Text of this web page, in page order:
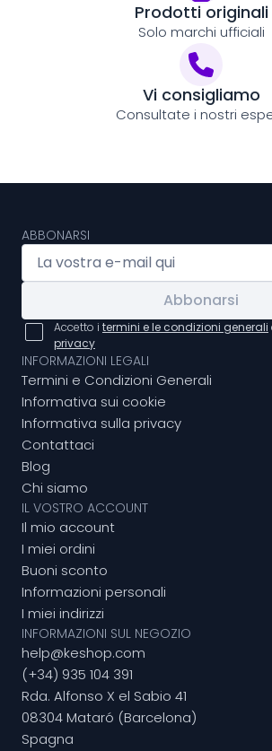
Prodotti originali
Solo marchi ufficiali
Vi consigliamo
Consultate i nostri
ABBONARSI
Abbonarsi
Accetto i termini e le condizioni generali
privacy
INFORMAZIONI LEGALI
Termini e Condizioni Generali
Informativa sui cookie
Informativa sulla privacy
Contattaci
Blog
Chi siamo
IL VOSTRO ACCOUNT
Il mio account
I miei ordini
Buoni sconto
Informazioni personali
I miei indirizzi
INFORMAZIONI SUL NEGOZIO
help@keshop.com
(+34) 935 104 391
Rda. Alfonso X el Sabio 41
08304 Mataró (Barcelona)
Spagna